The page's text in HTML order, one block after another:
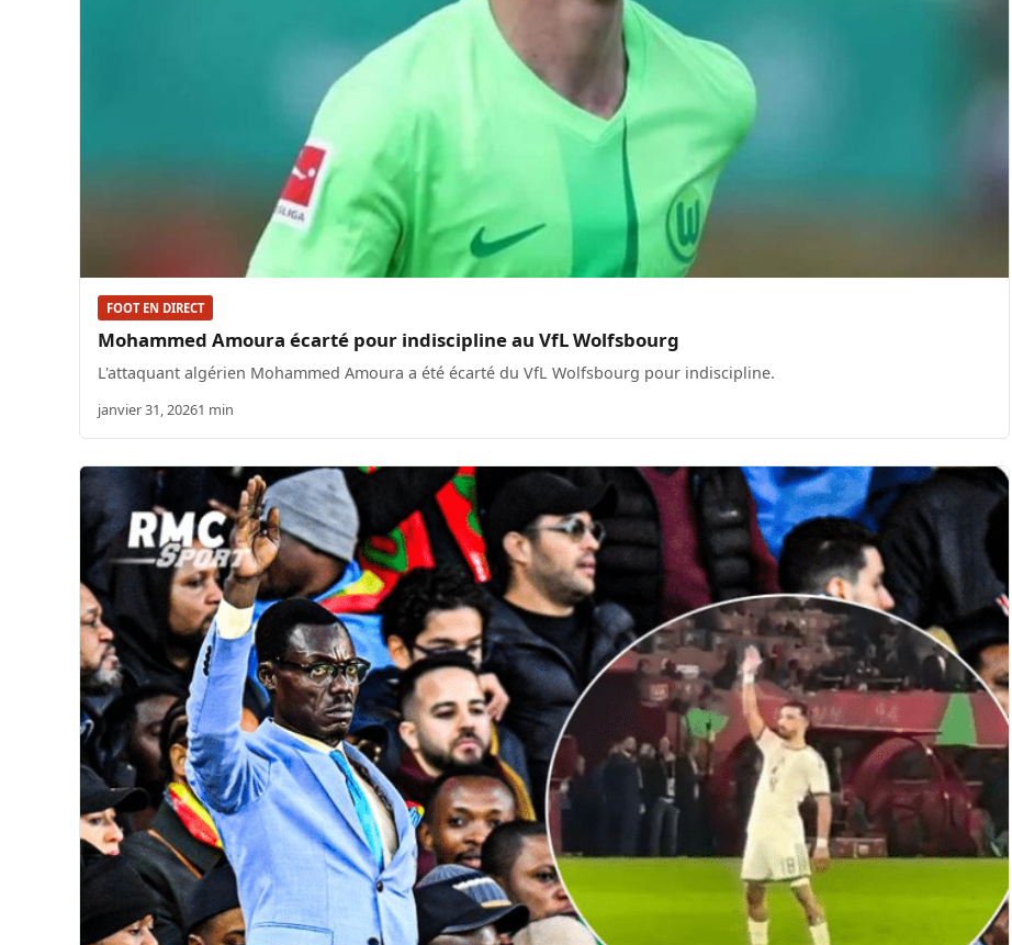
FOOT EN DIRECT
Mohammed Amoura écarté pour indiscipline au VfL Wolfsbourg
L'attaquant algérien Mohammed Amoura a été écarté du VfL Wolfsbourg pour indiscipline.
janvier 31, 20261 min